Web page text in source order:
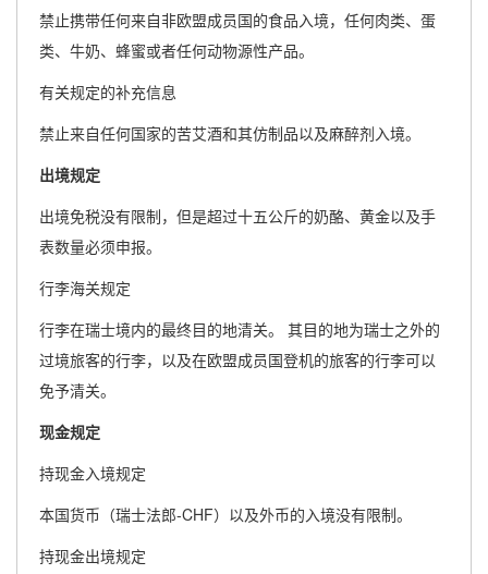
禁止携带任何来自非欧盟成员国的食品入境，任何肉类、蛋
类、牛奶、蜂蜜或者任何动物源性产品。
有关规定的补充信息
禁止来自任何国家的苦艾酒和其仿制品以及麻醉剂入境。
出境规定
出境免税没有限制，但是超过十五公斤的奶酪、黄金以及手
表数量必须申报。
行李海关规定
行李在瑞士境内的最终目的地清关。 其目的地为瑞士之外的
过境旅客的行李，以及在欧盟成员国登机的旅客的行李可以
免予清关。
现金规定
持现金入境规定
本国货币（瑞士法郎-CHF）以及外币的入境没有限制。
持现金出境规定